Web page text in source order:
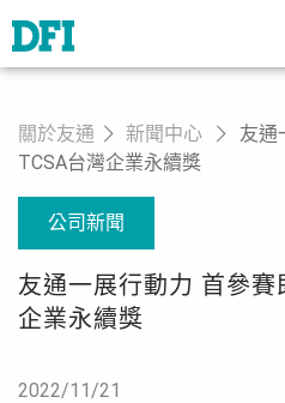
關於友通 新聞中心
友通
TCSA台灣企業永續獎
公司新聞
友通一展行動力 首參
企業永續獎
2022/11/21